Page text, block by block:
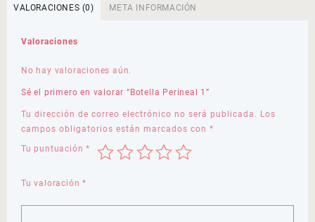
VALORACIONES (0) META INFORMACIÓN
Valoraciones
No hay valoraciones aún.
Sé el primero en valorar “Botella Perineal 1”
Tu dirección de correo electrónico no será publicada. Los
campos obligatorios están marcados con *
Tu puntuación*
Tu valoración*